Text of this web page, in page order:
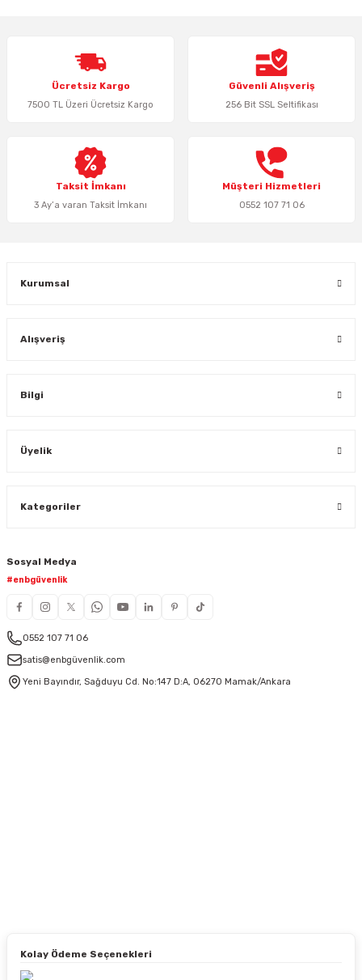
Ürün resmi kalitesiz, bozuk veya görüntülenemiyor.
Ürün açıklamasında eksik bilgiler bulunuyor.
Ürün bilgilerinde hatalar bulunuyor.
Bu ürüne benzer farklı alternatifler olmalı.
Ücretsiz Kargo
7500 TL Üzeri Ücretsiz Kargo
Güvenli Alışveriş
256 Bit SSL Seltifikası
Taksit İmkanı
3 Ay’a varan Taksit İmkanı
Müşteri Hizmetleri
0552 107 71 06
Kurumsal
Alışveriş
Bilgi
Üyelik
Kategoriler
Sosyal Medya
#enbgüvenlik
0552 107 71 06
satis@enbgüvenlik.com
Yeni Bayındır, Sağduyu Cd. No:147 D:A, 06270 Mamak/Ankara
Kolay Ödeme Seçenekleri